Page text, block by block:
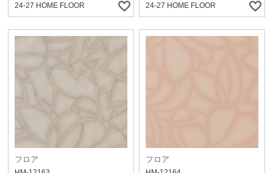
24-27 HOME FLOOR
24-27 HOME FLOOR
フロア フロア